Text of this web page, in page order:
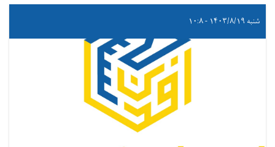
شنبه ۱۴۰۳/۸/۱۹ - ۱۰:۸